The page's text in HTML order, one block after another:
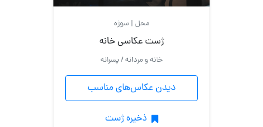
محل | سوژه
ژست عکاسی خانه
خانه و مردانه / پسرانه
دیدن عکاس‌های مناسب
ذخیره ژست